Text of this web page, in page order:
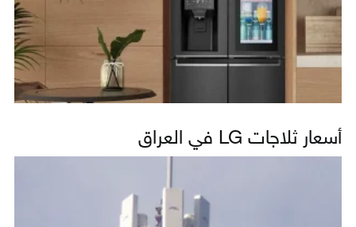
أسعار ثلاجات LG في العراق